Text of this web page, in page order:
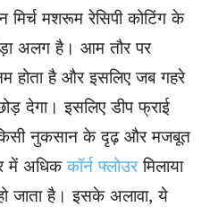
मशरूम रेसिपी कोटिंग के
अलग है। आम तौर पर
है और इसलिए जब गहरे
देगा। इसलिए डीप फ्राई
नुकसान के दृढ़ और मजबूत
में अधिककॉर्न फ्लोउरमिलाया
जाता है। इसके अलावा, ये